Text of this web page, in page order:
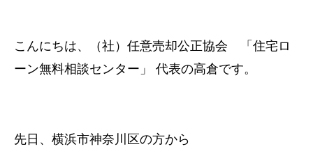
こんにちは、（社）任意売却公正協会 「住宅ロ
ーン無料相談センター」 代表の高倉です。
先日、横浜市神奈川区の方から